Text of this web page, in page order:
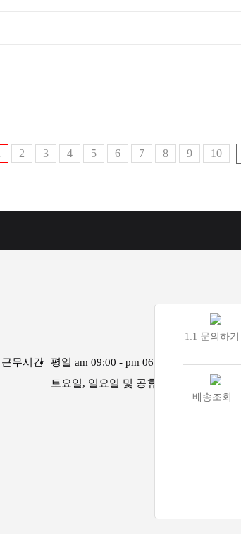
2 3 4 5 6 7 8 9 10
근무시간
평일 am 09:00 - pm 06:00
토요일, 일요일 및 공휴일은 휴무
1:1 문의하기
배송조회